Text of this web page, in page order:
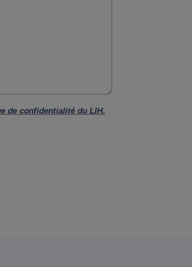
de confidentialité du LIH.